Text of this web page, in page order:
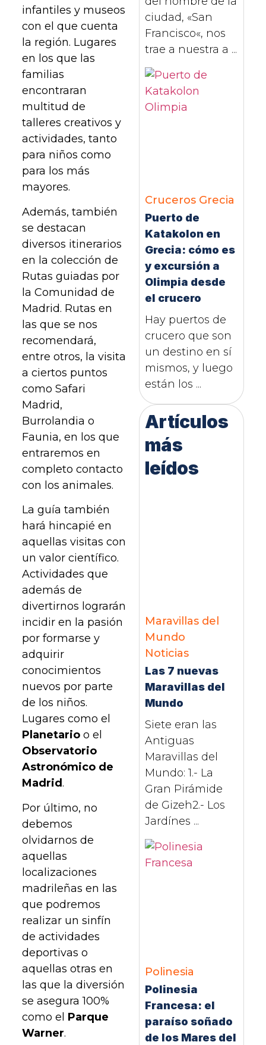
infantiles y museos
con el que cuenta
la región. Lugares
en los que las
familias
encontraran
multitud de
talleres creativos y
actividades, tanto
para niños como
para los más
mayores.
Además, también
se destacan
diversos itinerarios
en la colección de
Rutas guiadas por
la Comunidad de
Madrid. Rutas en
las que se nos
recomendará,
entre otros, la visita
a ciertos puntos
como Safari
Madrid,
Burrolandia o
Faunia, en los que
entraremos en
completo contacto
con los animales.
La guía también
hará hincapié en
aquellas visitas con
un valor científico.
Actividades que
además de
divertirnos lograrán
incidir en la pasión
por formarse y
adquirir
conocimientos
nuevos por parte
de los niños.
Lugares como el
Planetarioo el
Observatorio
Astronómico de
Madrid.
Por último, no
debemos
olvidarnos de
aquellas
localizaciones
madrileñas en las
que podremos
realizar un sinfín
de actividades
deportivas o
aquellas otras en
las que la diversión
se asegura 100%
como el Parque
Warner.
ciudad, «San
Francisco«, nos
trae a nuestra a ...
Cruceros Grecia
Puerto de
Katakolon en
Grecia: cómo es
y excursión a
Olimpia desde
el crucero
Hay puertos de
crucero que son
un destino en sí
mismos, y luego
están los ...
Artículos
más
leídos
Maravillas del
Mundo
Noticias
Las 7 nuevas
Maravillas del
Mundo
Siete eran las
Antiguas
Maravillas del
Mundo: 1.- La
Gran Pirámide
de Gizeh2.- Los
Jardínes ...
Polinesia
Polinesia
Francesa: el
paraíso soñado
de los Mares del